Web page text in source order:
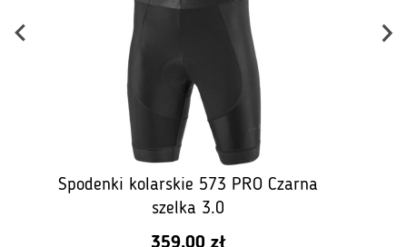
Spodenki kolarskie 573 PRO Czarna
szelka 3.0
359,00 zł